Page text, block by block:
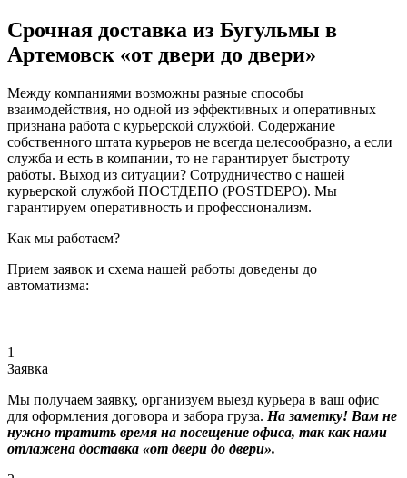
Срочная доставка из Бугульмы в
Артемовск «от двери до двери»
Между компаниями возможны разные способы
взаимодействия, но одной из эффективных и оперативных
признана работа с курьерской службой. Содержание
собственного штата курьеров не всегда целесообразно, а если
служба и есть в компании, то не гарантирует быстроту
работы. Выход из ситуации? Сотрудничество с нашей
курьерской службой ПОСТДЕПО (POSTDEPO). Мы
гарантируем оперативность и профессионализм.
Как мы работаем?
Прием заявок и схема нашей работы доведены до
автоматизма:
1
Заявка
Мы получаем заявку, организуем выезд курьера в ваш офис
для оформления договора и забора груза. На заметку! Вам не
нужно тратить время на посещение офиса, так как нами
отлажена доставка «от двери до двери».